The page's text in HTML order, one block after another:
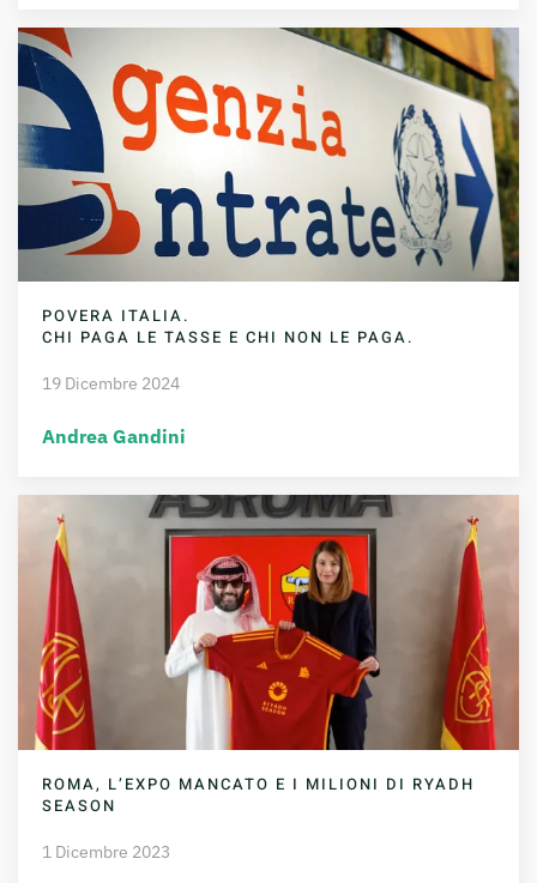
POVERA ITALIA.
CHI PAGA LE TASSE E CHI NON LE PAGA.
19 Dicembre 2024
Andrea Gandini
ROMA, L’EXPO MANCATO E I MILIONI DI RYADH
SEASON
1 Dicembre 2023